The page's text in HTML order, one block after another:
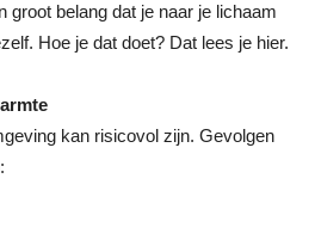
groot belang dat je naar je lichaam
Hoe je dat doet? Dat lees je hier.
kan risicovol zijn. Gevolgen